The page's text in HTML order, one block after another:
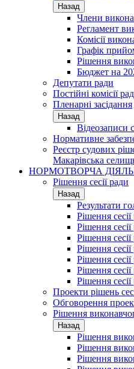
Назад
Члени
Регламент
Комісії
Графік
Рішення
Бюджет на
Депутати ради
Постійні комісії
Пленарні засідання
Назад
Відеозаписи
Нормативне
Реєстр судових
Макарівська
НОРМОТВОРЧА
Рішення сесії ради
Назад
Результати
Рішення
Рішення
Рішення
Рішення
Рішення
Рішення
Рішення
Проекти рішень
Обговорення
Рішення
Назад
Рішення
Рішення
Рішення